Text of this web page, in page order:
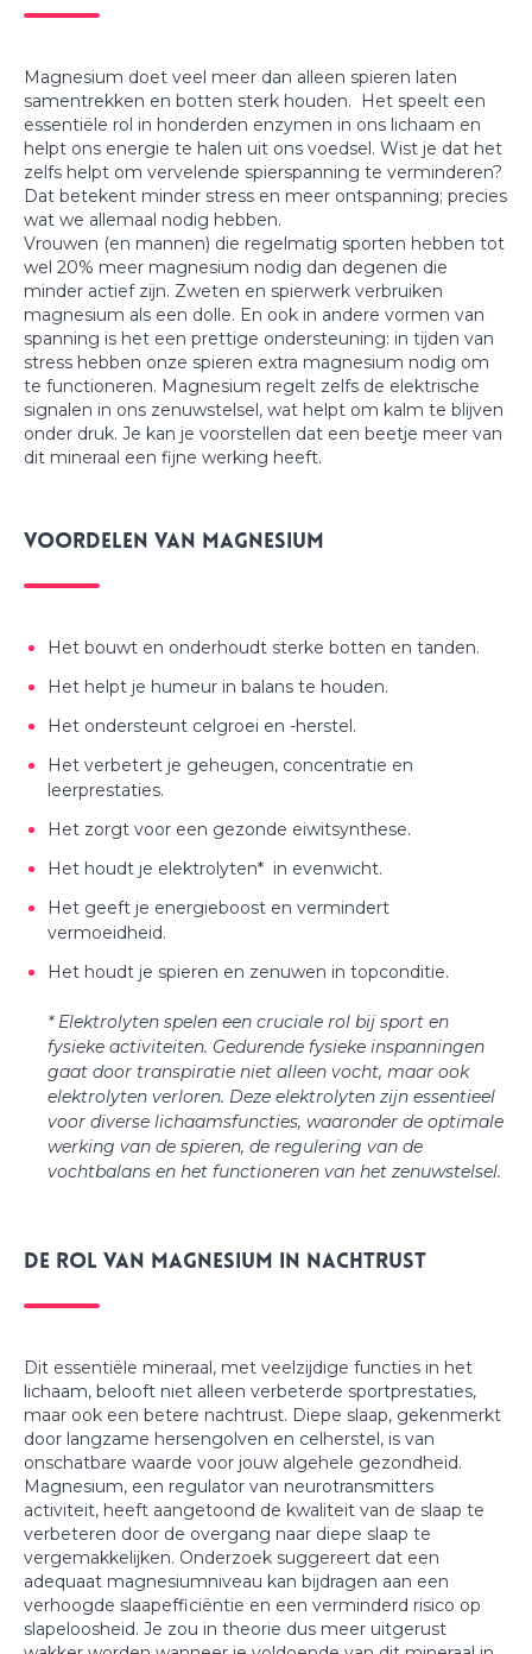
Magnesium doet veel meer dan alleen spieren laten
samentrekken en botten sterk houden. Het speelt een
essentiële rol in honderden enzymen in ons lichaam en
helpt ons energie te halen uit ons voedsel. Wist je dat het
zelfs helpt om vervelende spierspanning te verminderen?
Dat betekent minder stress en meer ontspanning; precies
wat we allemaal nodig hebben.
Vrouwen (en mannen) die regelmatig sporten hebben tot
wel 20% meer magnesium nodig dan degenen die
minder actief zijn. Zweten en spierwerk verbruiken
magnesium als een dolle. En ook in andere vormen van
spanning is het een prettige ondersteuning: in tijden van
stress hebben onze spieren extra magnesium nodig om
te functioneren. Magnesium regelt zelfs de elektrische
signalen in ons zenuwstelsel, wat helpt om kalm te blijven
onder druk. Je kan je voorstellen dat een beetje meer van
dit mineraal een fijne werking heeft.
Voordelen van magnesium
Het bouwt en onderhoudt sterke botten en tanden.
Het helpt je humeur in balans te houden.
Het ondersteunt celgroei en -herstel.
Het verbetert je geheugen, concentratie en
leerprestaties.
Het zorgt voor een gezonde eiwitsynthese.
Het houdt je elektrolyten* in evenwicht.
Het geeft je energieboost en vermindert
vermoeidheid.
Het houdt je spieren en zenuwen in topconditie.
* Elektrolyten spelen een cruciale rol bij sport en
fysieke activiteiten. Gedurende fysieke inspanningen
gaat door transpiratie niet alleen vocht, maar ook
elektrolyten verloren. Deze elektrolyten zijn essentieel
voor diverse lichaamsfuncties, waaronder de optimale
werking van de spieren, de regulering van de
vochtbalans en het functioneren van het zenuwstelsel.
De rol van magnesium in nachtrust
Dit essentiële mineraal, met veelzijdige functies in het
lichaam, belooft niet alleen verbeterde sportprestaties,
maar ook een betere nachtrust. Diepe slaap, gekenmerkt
door langzame hersengolven en celherstel, is van
onschatbare waarde voor jouw algehele gezondheid.
Magnesium, een regulator van neurotransmitters
activiteit, heeft aangetoond de kwaliteit van de slaap te
verbeteren door de overgang naar diepe slaap te
vergemakkelijken. Onderzoek suggereert dat een
adequaat magnesiumniveau kan bijdragen aan een
verhoogde slaapefficiëntie en een verminderd risico op
slapeloosheid. Je zou in theorie dus meer uitgerust